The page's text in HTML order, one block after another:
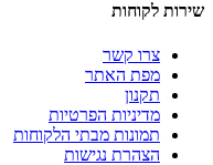
שירות לקוחות
צרו קשר
מפת האתר
תקנון
מדיניות הפרטיות
תמונות מבתי הלקוחות
הצהרת נגישות